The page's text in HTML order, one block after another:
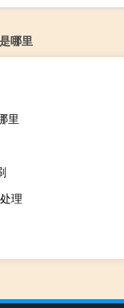
哪里
里
理